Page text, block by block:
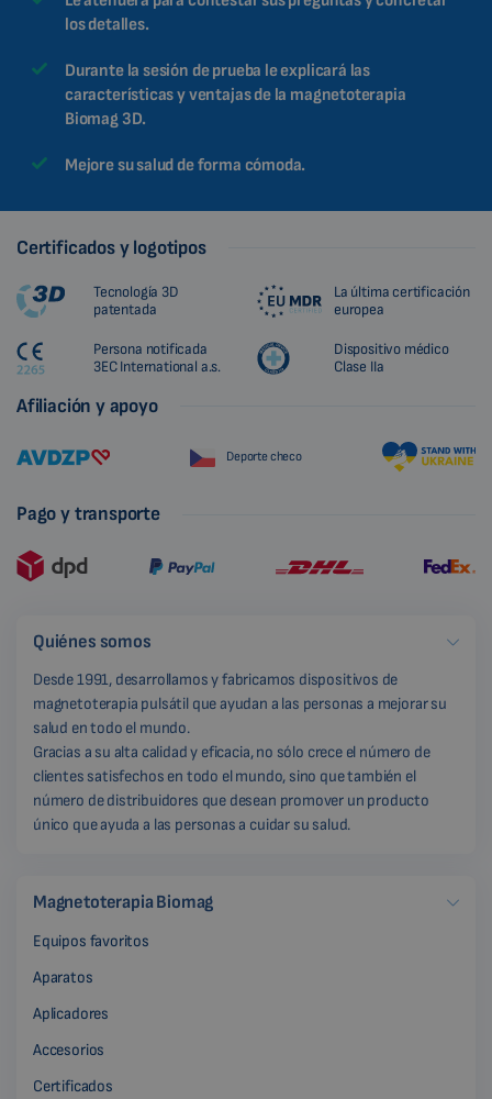
los detalles.
Durante la sesión de prueba le explicará las
características y ventajas de la magnetoterapia
Biomag 3D.
Mejore su salud de forma cómoda.
Certificados y logotipos
Tecnología 3D
patentada
La última certificación
europea
Persona notificada
3EC International a.s.
Dispositivo médico
Clase IIa
Afiliación y apoyo
Deporte checo
Pago y transporte
Quiénes somos
Desde 1991, desarrollamos y fabricamos dispositivos de
magnetoterapia pulsátil que ayudan a las personas a mejorar su
salud en todo el mundo.
Gracias a su alta calidad y eficacia, no sólo crece el número de
clientes satisfechos en todo el mundo, sino que también el
número de distribuidores que desean promover un producto
único que ayuda a las personas a cuidar su salud.
Magnetoterapia Biomag
Equipos favoritos
Aparatos
Aplicadores
Accesorios
Certificados